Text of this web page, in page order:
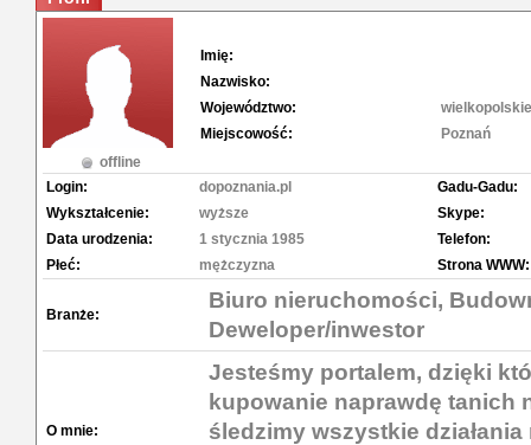
offline
Imię:
Nazwisko:
Województwo:
wielkopolskie
Miejscowość:
Poznań
Login:
dopoznania.pl
Wykształcenie:
wyższe
Data urodzenia:
1 stycznia 1985
Płeć:
mężczyzna
Gadu-Gadu:
Skype:
Telefon:
Strona WWW:
Branże:
Biuro nieruchomości,
Deweloper/inwestor
O mnie:
Jesteśmy portalem, dzięki
kupowanie naprawdę tanich
śledzimy wszystkie